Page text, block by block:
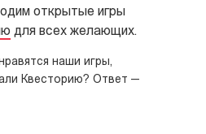
открытые игры
для всех желающих.
наши игры,
Квесторию? Ответ —